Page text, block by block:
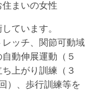
まいの女性
ています。
ッチ、関節可動域
動伸展運動（５
上がり訓練（３
）、歩行訓練等を